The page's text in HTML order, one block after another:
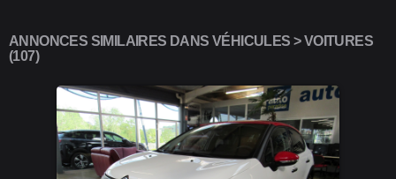
ANNONCES SIMILAIRES DANS VÉHICULES > VOITURES
(107)